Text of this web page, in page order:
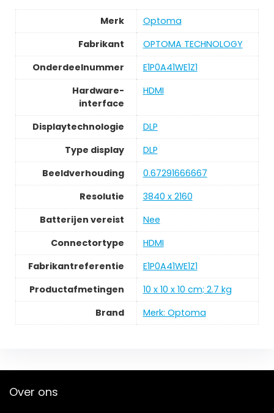
Merk
‎Optoma
Fabrikant
‎OPTOMA TECHNOLOGY
Onderdeelnummer
‎E1P0A41WE1Z1
Hardware-
interface
‎HDMI
Displaytechnologie
‎DLP
Type display
‎DLP
Beeldverhouding
‎0.67291666667
Resolutie
‎3840 x 2160
Batterijen vereist
‎Nee
Connectortype
‎HDMI
Fabrikantreferentie
‎E1P0A41WE1Z1
Productafmetingen
‎10 x 10 x 10 cm; 2.7 kg
Brand
Merk: Optoma
Over ons